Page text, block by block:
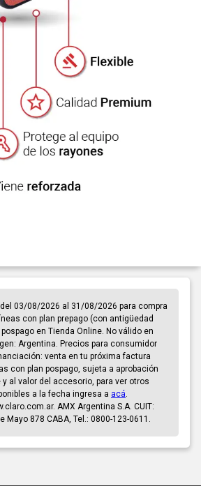
03/08/2026 al 31/08/2026 para compra
con plan prepago (con antigüedad
en Tienda Online. No válido en
Argentina. Precios para consumidor
venta en tu próxima factura
con plan pospago, sujeta a aprobación
al valor del accesorio, para ver otros
a la fecha ingresa a acá.
AMX Argentina S.A. CUIT:
Mayo 878 CABA, Tel.: 0800-123-0611.